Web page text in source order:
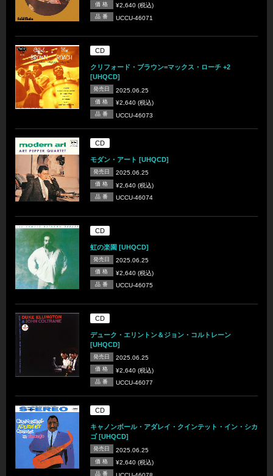
価 格 ¥2,640 (税込)
品 番 UCCU-46071
CD
クリフォード・ブラウン=マックス・ローチ +2
[UHQCD]
発売日 2025.06.25
価 格 ¥2,640 (税込)
品 番 UCCU-46073
CD
モダン・アート [UHQCD]
発売日 2025.06.25
価 格 ¥2,640 (税込)
品 番 UCCU-46074
CD
虹の楽園 [UHQCD]
発売日 2025.06.25
価 格 ¥2,640 (税込)
品 番 UCCU-46075
CD
デューク・エリントン＆ジョン・コルトレーン
[UHQCD]
発売日 2025.06.25
価 格 ¥2,640 (税込)
品 番 UCCU-46077
CD
キャノンボール・アダレイ・クインテット・イン・シカ
ゴ [UHQCD]
発売日 2025.06.25
価 格 ¥2,640 (税込)
品 番